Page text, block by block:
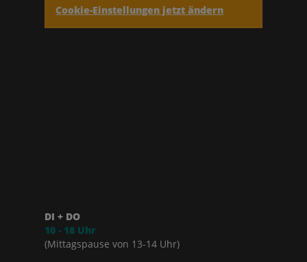
Cookie-Einstellungen jetzt ändern
DI + DO
10 - 18 Uhr
(Mittagspause von 13-14 Uhr)